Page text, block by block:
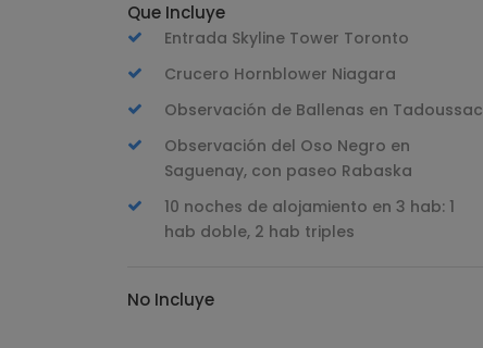
Que Incluye
Entrada Skyline Tower Toronto
Crucero Hornblower Niagara
Observación de Ballenas en Tadoussac
Observación del Oso Negro en
Saguenay, con paseo Rabaska
10 noches de alojamiento en 3 hab: 1
hab doble, 2 hab triples
No Incluye